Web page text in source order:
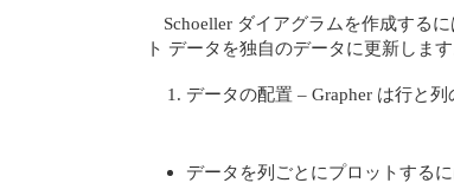
Schoeller ダイアグラムを作成する
ト データを独自のデータに更新します
データの配置 – Grapher は行と
データを列ごとにプロットする